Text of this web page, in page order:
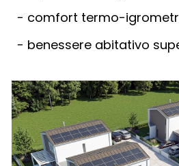
- comfort termo-
- benessere abitativo